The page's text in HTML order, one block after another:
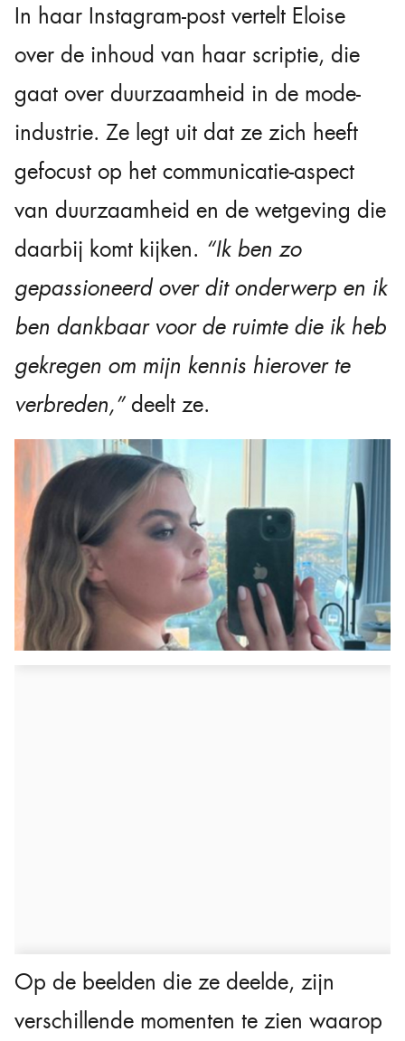
In haar Instagram-post vertelt Eloise
over de inhoud van haar scriptie, die
gaat over duurzaamheid in de mode-
industrie. Ze legt uit dat ze zich heeft
gefocust op het communicatie-aspect
van duurzaamheid en de wetgeving die
daarbij komt kijken. “Ik ben zo
gepassioneerd over dit onderwerp en ik
ben dankbaar voor de ruimte die ik heb
gekregen om mijn kennis hierover te
verbreden,”deelt ze.
Op de beelden die ze deelde, zijn
verschillende momenten te zien waarop